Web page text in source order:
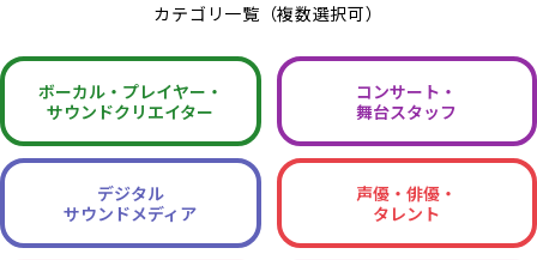
カテゴリ一覧（複数選択可）
ボーカル・ プレイヤー・
サウンドクリエイター
コンサート・
舞台スタッフ
デジタル
サウンドメディア
声優・俳優・
タレント